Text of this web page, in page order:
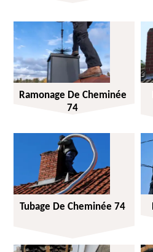
Ramonage De Cheminée
74
Tubage De Cheminée 74